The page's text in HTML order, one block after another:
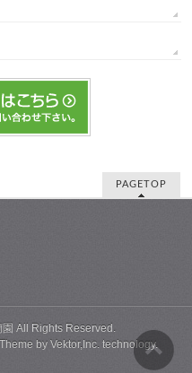
PAGETOP
園 All Rights Reserved.
byVektor,Inc. technology.